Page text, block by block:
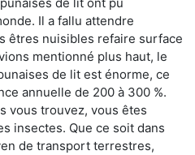
Il a fallu attendre
êtres nuisibles refaire surface
mentionné plus haut, le
de lit est énorme, ce
annuelle de 200 à 300 %.
vous trouvez, vous êtes
insectes. Que ce soit dans
de transport terrestres,